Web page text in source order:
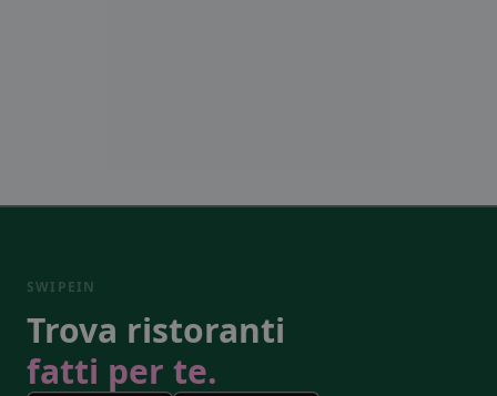
SWIPEIN
Trova ristoranti
fatti per te.